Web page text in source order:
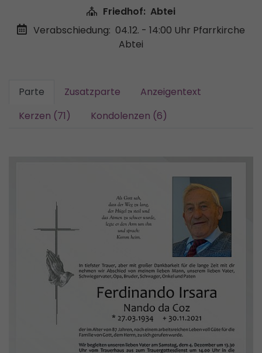
Friedhof: Abtei
Verabschiedung: 04.12. - 14:00 Uhr Pfarrkirche
Abtei
Parte Zusatzparte
Anzeigentext
Kerzen (71)
Kondolenzen (6)